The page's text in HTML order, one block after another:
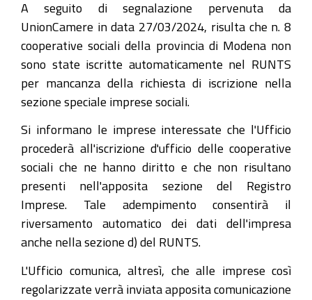
A seguito di segnalazione pervenuta da
UnionCamere in data 27/03/2024, risulta che n. 8
cooperative sociali della provincia di Modena non
sono state iscritte automaticamente nel RUNTS
per mancanza della richiesta di iscrizione nella
sezione speciale imprese sociali.
Si informano le imprese interessate che l'Ufficio
procederà all'iscrizione d'ufficio delle cooperative
sociali che ne hanno diritto e che non risultano
presenti nell'apposita sezione del Registro
Imprese. Tale adempimento consentirà il
riversamento automatico dei dati dell'impresa
anche nella sezione d) del RUNTS.
L'Ufficio comunica, altresì, che alle imprese così
regolarizzate verrà inviata apposita comunicazione